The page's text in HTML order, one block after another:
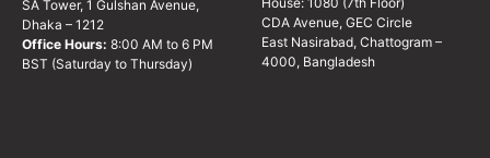
SA Tower, 1 Gulshan Avenue,
Dhaka – 1212
Office Hours: 8:00 AM to 6 PM
BST (Saturday to Thursday)
CDA Avenue, GEC Circle
East Nasirabad, Chattogram –
4000, Bangladesh